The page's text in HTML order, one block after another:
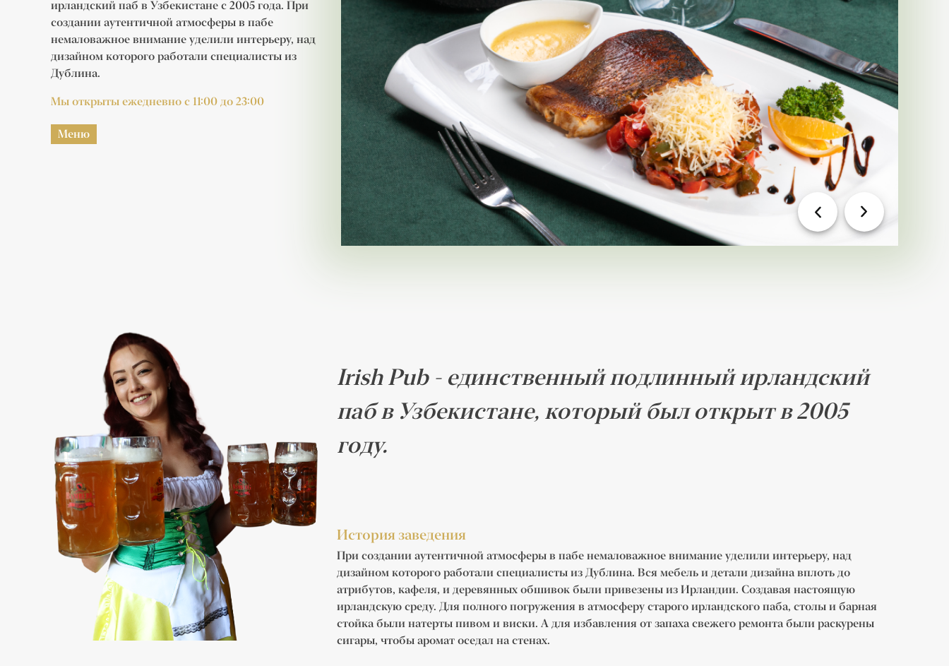
ирландский паб в Узбекистане c 2005 года. При
создании аутентичной атмосферы в пабе
немаловажное внимание уделили интерьеру, над
дизайном которого работали специалисты из
Дублина.
Мы открыты ежедневно с 11:00 до 23:00
Меню
Irish Pub - единственный подлинный ирландский
паб в Узбекистане, который был открыт в 2005
году.
История заведения
При создании аутентичной атмосферы в пабе немаловажное внимание уделили интерьеру, над
дизайном которого работали специалисты из Дублина. Вся мебель и детали дизайна вплоть до
атрибутов, кафеля, и деревянных обшивок были привезены из Ирландии. Создавая настоящую
ирландскую среду. Для полного погружения в атмосферу старого ирландского паба, столы и барная
стойка были натерты пивом и виски. А для избавления от запаха свежего ремонта были раскурены
сигары, чтобы аромат оседал на стенах.